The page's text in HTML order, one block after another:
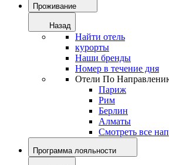
Проживание
Назад
Найти отель
курорты
Наши бренды
Номер в течение дня
Отели По
Париж
Рим
Берлин
Алматы
Смотреть все
Программа лояльности